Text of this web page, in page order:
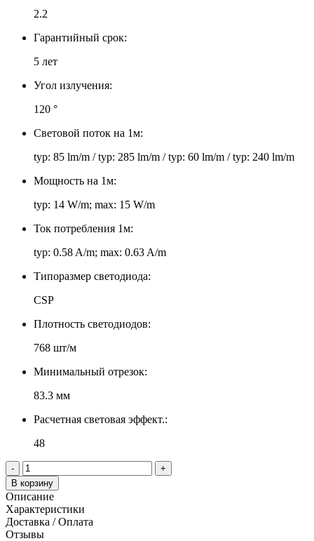
2.2
Гарантийный срок:
5 лет
Угол излучения:
120 °
Световой поток на 1м:
typ: 85 lm/m / typ: 285 lm/m / typ: 60 lm/m / typ: 240 lm/m
Мощность на 1м:
typ: 14 W/m; max: 15 W/m
Ток потребления 1м:
typ: 0.58 A/m; max: 0.63 A/m
Типоразмер светодиода:
CSP
Плотность светодиодов:
768 шт/м
Минимальный отрезок:
83.3 мм
Расчетная световая эффект.:
48
-
+
В корзину
Описание
Характеристики
Доставка / Оплата
Отзывы